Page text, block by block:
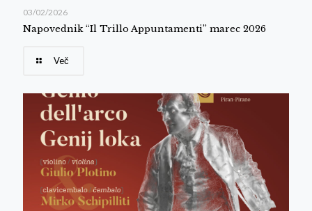
03/02/2026
Napovednik “Il Trillo Appuntamenti” marec 2026
Več